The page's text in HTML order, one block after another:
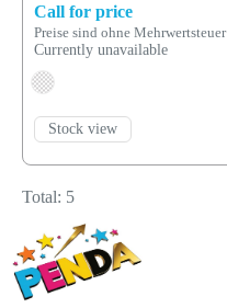
Call for price
Preise sind ohne Mehrwertsteuer
Currently unavailable
Stock view
Total: 5